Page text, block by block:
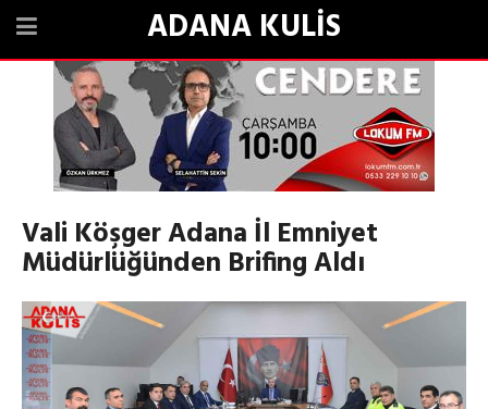
ADANA KULİS
Vali Köşger Adana İl Emniyet
Müdürlüğünden Brifing Aldı